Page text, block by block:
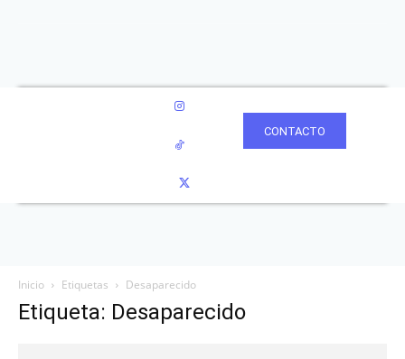
CONTACTO
Inicio Etiquetas Desaparecido
Etiqueta: Desaparecido